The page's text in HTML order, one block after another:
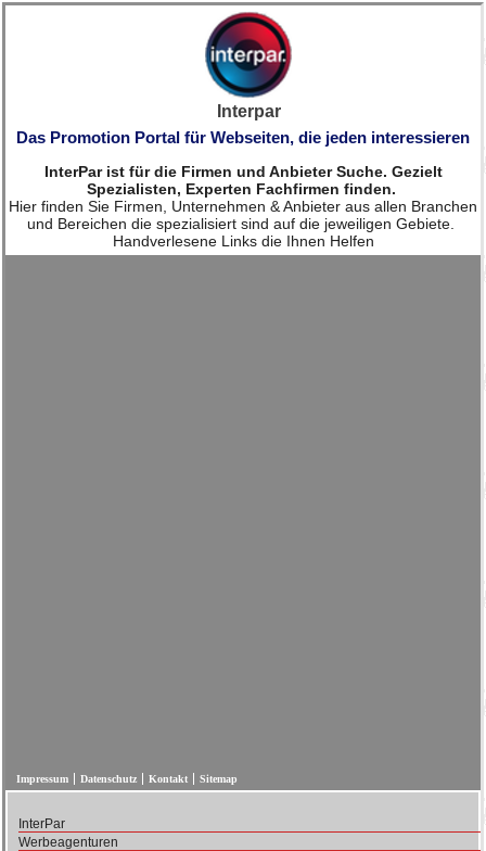
Interpar
Das Promotion Portal für Webseiten, die jeden interessieren
InterPar ist für die Firmen und Anbieter Suche. Gezielt
Spezialisten, Experten Fachfirmen finden.
Hier finden Sie Firmen, Unternehmen & Anbieter aus allen Branchen
und Bereichen die spezialisiert sind auf die jeweiligen Gebiete.
Handverlesene Links die Ihnen Helfen
Impressum Datenschutz Kontakt Sitemap
InterPar
Werbeagenturen